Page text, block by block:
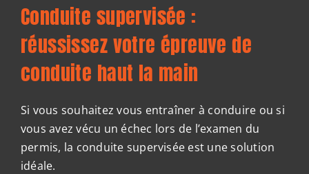
Conduite supervisée :
réussissez votre épreuve de
conduite haut la main
Si vous souhaitez vous entraîner à conduire ou si
vous avez vécu un échec lors de l’examen du
permis, la conduite supervisée est une solution
idéale.